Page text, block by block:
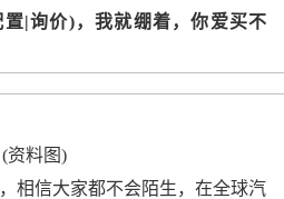
|询价)，我就绷着，你爱买不
(资料图)
相信大家都不会陌生，在全球汽